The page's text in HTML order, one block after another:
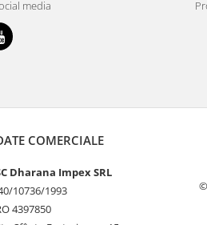
media
COMERCIALE
Dharana Impex SRL
10736/1993
4397850